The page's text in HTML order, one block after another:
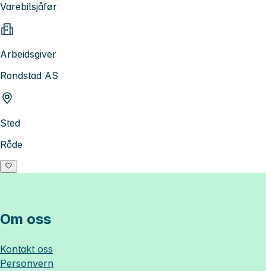
Varebilsjåfør
Arbeidsgiver
Randstad AS
Sted
Råde
Om oss
Kontakt oss
Personvern